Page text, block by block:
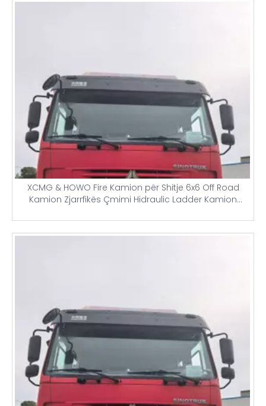
XCMG & HOWO Fire Kamion për Shitje 6x6 Off Road
Kamion Zjarrfikës Çmimi Hidraulic Ladder Kamion